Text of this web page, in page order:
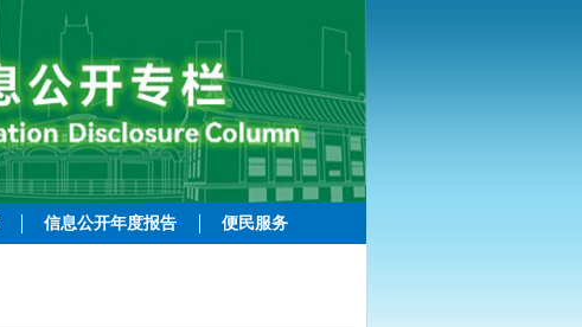
信息公开年度报告 便民服务